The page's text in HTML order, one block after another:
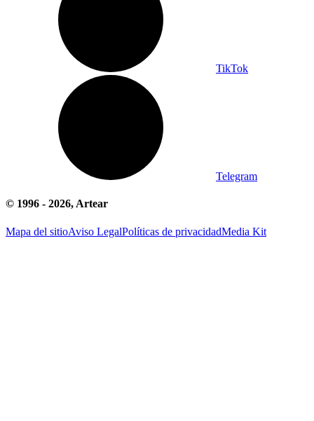
TikTok
Telegram
© 1996 - 2026, Artear
Mapa del sitioAviso LegalPolíticas de privacidadMedia Kit